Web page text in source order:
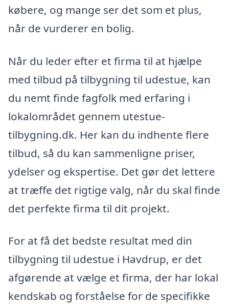
købere, og mange ser det som et plus,
når de vurderer en bolig.
Når du leder efter et firma til at hjælpe
med tilbud på tilbygning til udestue, kan
du nemt finde fagfolk med erfaring i
lokalområdet gennem utestue-
tilbygning.dk. Her kan du indhente flere
tilbud, så du kan sammenligne priser,
ydelser og ekspertise. Det gør det lettere
at træffe det rigtige valg, når du skal finde
det perfekte firma til dit projekt.
For at få det bedste resultat med din
tilbygning til udestue i Havdrup, er det
afgørende at vælge et firma, der har lokal
kendskab og forståelse for de specifikke